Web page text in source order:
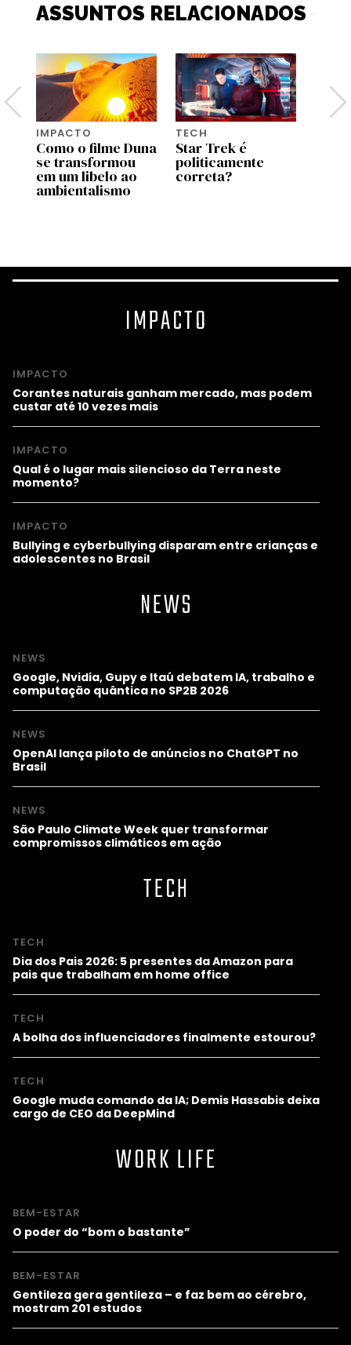
ASSUNTOS RELACIONADOS
IMPACTO
Como o filme Duna
se transformou
em um libelo ao
ambientalismo
TECH
Star Trek é
politicamente
correta?
IMPACTO
IMPACTO
Corantes naturais ganham mercado, mas podem
custar até 10 vezes mais
IMPACTO
Qual é o lugar mais silencioso da Terra neste
momento?
IMPACTO
Bullying e cyberbullying disparam entre crianças e
adolescentes no Brasil
NEWS
NEWS
Google, Nvidia, Gupy e Itaú debatem IA, trabalho e
computação quântica no SP2B 2026
NEWS
OpenAI lança piloto de anúncios no ChatGPT no
Brasil
NEWS
São Paulo Climate Week quer transformar
compromissos climáticos em ação
TECH
TECH
Dia dos Pais 2026: 5 presentes da Amazon para
pais que trabalham em home office
TECH
A bolha dos influenciadores finalmente estourou?
TECH
Google muda comando da IA; Demis Hassabis deixa
cargo de CEO da DeepMind
WORK LIFE
BEM-ESTAR
O poder do “bom o bastante”
BEM-ESTAR
Gentileza gera gentileza – e faz bem ao cérebro,
mostram 201 estudos